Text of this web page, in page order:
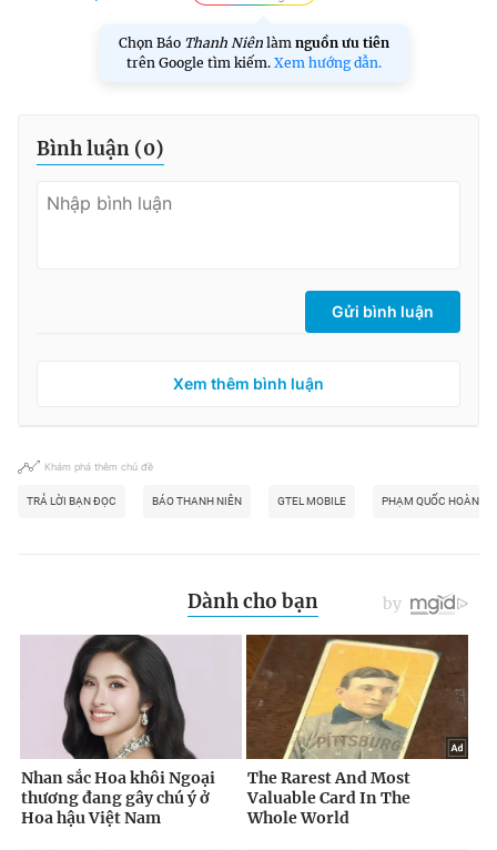
Chọn Báo Thanh Niên làm nguồn ưu tiên
trên Google tìm kiếm. Xem hướng dẫn.
Bình luận (0)
Gửi bình luận
Xem thêm bình luận
Khám phá thêm chủ đề
TRẢ LỜI BẠN ĐỌC BÁO THANH NIÊN GTEL MOBILE PHẠM QUỐC HOÀNG